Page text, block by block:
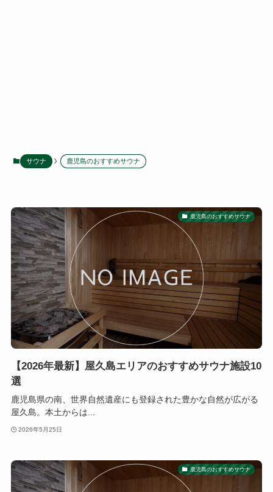
サウナ 鹿児島のおすすめサウナ
鹿児島のおすすめサウナ
【2026年最新】屋久島エリアのおすすめサウナ施設10
選
鹿児島県の南、世界自然遺産にも登録された豊かな自然が広がる
屋久島。本土からは...
2026年5月25日
鹿児島のおすすめサウナ